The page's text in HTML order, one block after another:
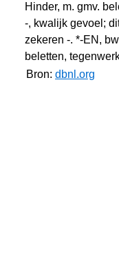
Hinder, m. gmv.
-, kwalijk gevoel;
zekeren -. *-EN,
beletten,
Bron: dbnl.org